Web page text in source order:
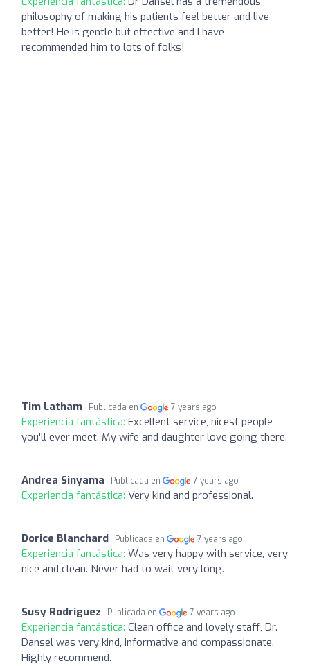
philosophy of making his patients feel better and live
better! He is gentle but effective and I have
recommended him to lots of folks!
Tim Latham Publicada en 7 years ago
Experiencia fantástica: Excellent service, nicest people
you'll ever meet. My wife and daughter love going there.
Andrea Sinyama Publicada en 7 years ago
Experiencia fantástica: Very kind and professional.
Dorice Blanchard Publicada en 7 years ago
Experiencia fantástica: Was very happy with service, very
nice and clean. Never had to wait very long.
Susy Rodriguez Publicada en 7 years ago
Experiencia fantástica: Clean office and lovely staff, Dr.
Dansel was very kind, informative and compassionate.
Highly recommend.